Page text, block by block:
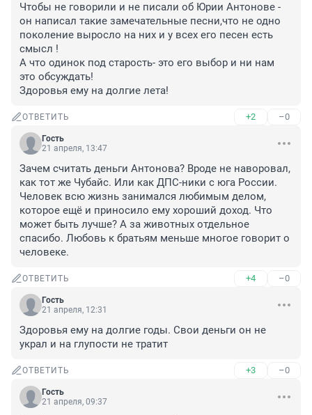
Чтобы не говорили и не писали об Юрии Антонове -
он написал такие замечательные песни,что не одно
поколение выросло на них и у всех его песен есть
смысл !
А что одинок под старость- это его выбор и ни нам
это обсуждать!
Здоровья ему на долгие лета!
ОТВЕТИТЬ +2 –0
Гость
21 апреля, 13:47
Зачем считать деньги Антонова? Вроде не наворовал,
как тот же Чубайс. Или как ДПС-ники с юга России.
Человек всю жизнь занимался любимым делом,
которое ещё и приносило ему хороший доход. Что
может быть лучше? А за животных отдельное
спасибо. Любовь к братьям меньше многое говорит о
человеке.
ОТВЕТИТЬ +4 –0
Гость
21 апреля, 12:31
Здоровья ему на долгие годы. Свои деньги он не
украл и на глупости не тратит
ОТВЕТИТЬ +3 –0
Гость
21 апреля, 09:37